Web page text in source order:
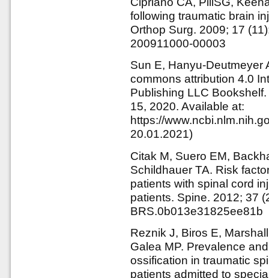
following traumatic brain
Orthop Surg. 2009; 17
200911000-00003
Sun E, Hanyu-Deutmeyer
commons attribution 4.0
Publishing LLC
15, 2020. Available at:
https://
20.01.2021)
Citak M, Suero EM,
Schildhauer TA. Risk
patients with spinal cord
patients. Spine. 2012; 37
BRS.0b013e31825ee81b
Reznik J, Biros E,
Galea MP. Prevalence
ossification in traumatic
patients admitted to